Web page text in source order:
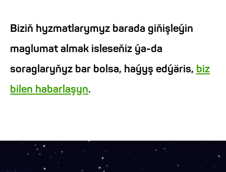
Biziň hyzmatlarymyz barada giňişleýin
maglumat almak isleseňiz ýa-da
soraglaryňyz bar bolsa, haýyş edýäris, biz
bilen habarlaşyn.